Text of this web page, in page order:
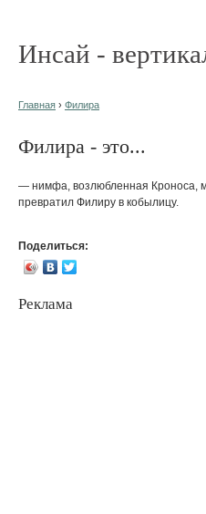
Инсай -
Главная › Филира
Филира - это...
— нимфа, возлюбленная Кроноса,
превратил Филиру в кобылицу.
Поделиться:
Реклама